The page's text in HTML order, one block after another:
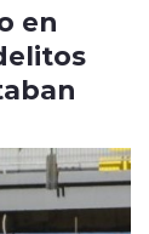
en